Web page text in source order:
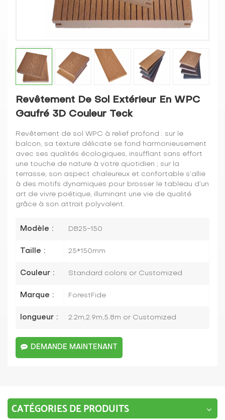
Revêtement De Sol Extérieur En WPC
Gaufré 3D Couleur Teck
Revêtement de sol WPC à relief profond : sur le
balcon, sa texture délicate se fond harmonieusement
avec ses qualités écologiques, insufflant sans effort
une touche de nature à votre quotidien ; sur la
terrasse, son aspect chaleureux et confortable s’allie
à des motifs dynamiques pour brosser le tableau d’un
art de vivre poétique, illuminant une vie de qualité
grâce à son attrait polyvalent.
Modèle : DB25-150
Taille : 25*150mm
Couleur : Standard colors or Customized
Marque : ForestFide
longueur : 2.2m,2.9m,5.8m or Customized
DEMANDE MAINTENANT
CATÉGORIES DE PRODUITS